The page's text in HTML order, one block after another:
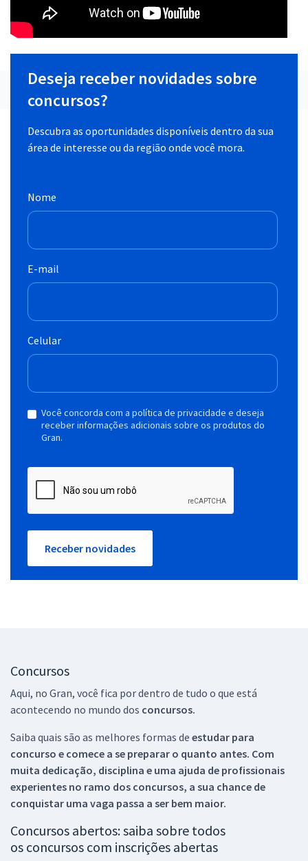
Deseja receber novidades sobre
concursos?
Descubra as oportunidades disponíveis dentro da sua
área de interesse ou da região onde você mora.
Nome
E-mail
Celular
Você concorda com a política de privacidade e deseja
receber informações adicionais sobre os produtos do
Gran.
Receber novidades
Concursos
Aqui, no Gran, você fica por dentro de tudo o que está
acontecendo no mundo dos concursos.
Saiba quais são as melhores formas de estudar para
concurso e comece a se preparar o quanto antes. Com
muita dedicação, disciplina e uma ajuda de profissionais
experientes no ramo dos concursos, a sua chance de
conquistar uma vaga passa a ser bem maior.
Concursos abertos: saiba sobre todos
os concursos com inscrições abertas